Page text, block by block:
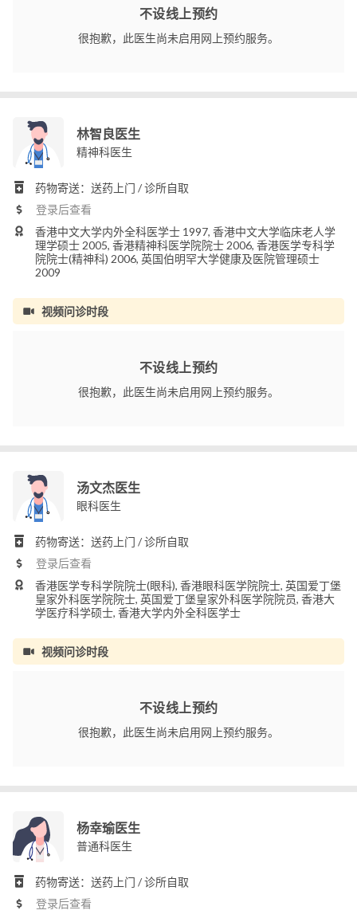
不设线上预约
很抱歉，此医生尚未启用网上预约服务。
林智良医生
精神科医生
药物寄送：送药上门 / 诊所自取
登录后查看
香港中文大学内外全科医学士 1997, 香港中文大学临床老人学
理学硕士 2005, 香港精神科医学院院士 2006, 香港医学专科学
院院士(精神科) 2006, 英国伯明罕大学健康及医院管理硕士
2009
视频问诊时段
不设线上预约
很抱歉，此医生尚未启用网上预约服务。
汤文杰医生
眼科医生
药物寄送：送药上门 / 诊所自取
登录后查看
香港医学专科学院院士(眼科), 香港眼科医学院院士, 英国爱丁堡
皇家外科医学院院士, 英国爱丁堡皇家外科医学院院员, 香港大
学医疗科学硕士, 香港大学内外全科医学士
视频问诊时段
不设线上预约
很抱歉，此医生尚未启用网上预约服务。
杨幸瑜医生
普通科医生
药物寄送：送药上门 / 诊所自取
登录后查看